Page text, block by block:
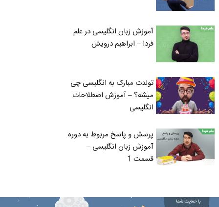
آموزش زبان انگلیسی در علم
فردا – ابراهیم درویش
تولدت مبارک به انگلیسی چی
میشه؟ – آموزش اصطلاحات
انگلیسی
پرسش و پاسخ مربوط به دوره
آموزش زبان انگلیسی –
قسمت 1